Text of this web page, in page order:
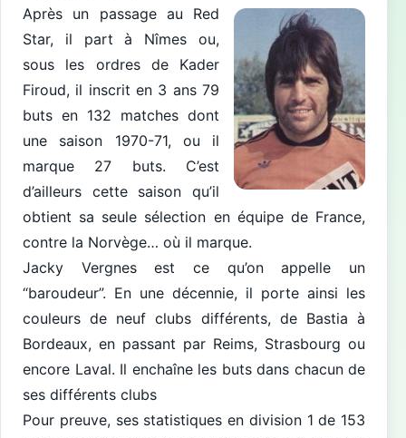
Après un passage au Red
Star, il part à Nîmes ou,
sous les ordres de Kader
Firoud, il inscrit en 3 ans 79
buts en 132 matches dont
une saison 1970-71, ou il
marque 27 buts. C’est
d’ailleurs cette saison qu’il
obtient sa seule sélection en équipe de France,
contre la Norvège… où il marque.
Jacky Vergnes est ce qu’on appelle un
“baroudeur”. En une décennie, il porte ainsi les
couleurs de neuf clubs différents, de Bastia à
Bordeaux, en passant par Reims, Strasbourg ou
encore Laval. Il enchaîne les buts dans chacun de
ses différents clubs
Pour preuve, ses statistiques en division 1 de 153